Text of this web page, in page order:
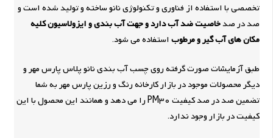
تخصصی با استفاده از فناوری و تکنولوژی نانو ساخته و تولید شده است و
صد در صدخاصیت ضد آب دارد و جهت آب بندی و ایزولاسیون کلیه
مکان های آب گیر و مرطوب استفاده می شود.
طبق آزمایشات صورت گرفته روی چسب آب بندی نانو پلاس پارس مهر و
دیگر محصولات موجود در بازار کارخانه رنگ و رزین پارس مهر به شما
تضمین صد در صد کیفیت PM30 را می دهد و همانند این محصول با این
کیفیت در بازار وجود ندارد.